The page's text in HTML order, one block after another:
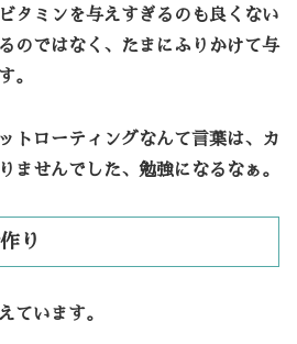
タミンを与えすぎるのも良くない
のではなく、たまにふりかけて与
。
トローティングなんて言葉は、カ
ませんでした、勉強になるなぁ。
り
ています。